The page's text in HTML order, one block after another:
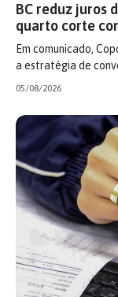
BC reduz juros
quarto corte
Em comunicado,
a estratégia de
05/08/2026